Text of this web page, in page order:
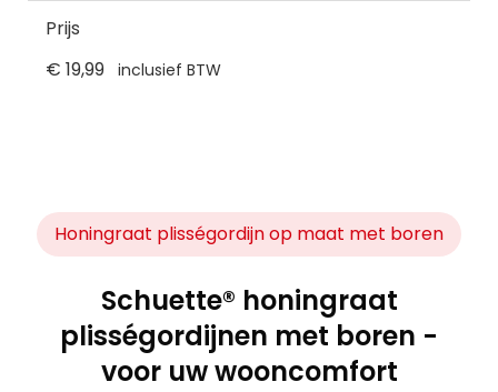
Prijs
€ 19,99 inclusief BTW
Honingraat plisségordijn op maat met boren
Schuette® honingraat
plisségordijnen met boren -
voor uw wooncomfort